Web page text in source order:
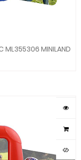
ML355306 MINILAND